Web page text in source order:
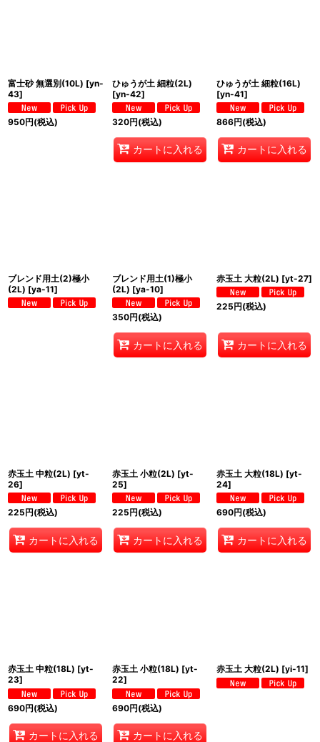
富士砂 無選別(10L) [yn-
43]
950円(税込)
ひゅうが土 細粒(2L)
[yn-42]
320円(税込)
カートに入れる
ひゅうが土 細粒(16L)
[yn-41]
866円(税込)
カートに入れる
ブレンド用土(2)極小
(2L) [ya-11]
ブレンド用土(1)極小
(2L) [ya-10]
350円(税込)
カートに入れる
赤玉土 大粒(2L) [yt-27]
225円(税込)
カートに入れる
赤玉土 中粒(2L) [yt-
26]
225円(税込)
カートに入れる
赤玉土 小粒(2L) [yt-
25]
225円(税込)
カートに入れる
赤玉土 大粒(18L) [yt-
24]
690円(税込)
カートに入れる
赤玉土 中粒(18L) [yt-
23]
690円(税込)
カートに入れる
赤玉土 小粒(18L) [yt-
22]
690円(税込)
カートに入れる
赤玉土 大粒(2L) [yi-11]